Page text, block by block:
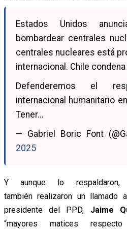
Estados Unidos
bombardear centrales
centrales nucleares está
internacional. Chile
Defenderemos el
internacional humanitario
Tener…
— Gabriel Boric Font
2025
Y aunque lo
también realizaron un llamado
presidente del PPD, Jaime
“mayores matices